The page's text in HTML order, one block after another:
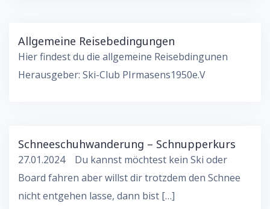
Allgemeine Reisebedingungen
Hier findest du die allgemeine Reisebdingunen
Herausgeber: Ski-Club PIrmasens1950e.V
Schneeschuhwanderung – Schnupperkurs
27.01.2024 Du kannst möchtest kein Ski oder
Board fahren aber willst dir trotzdem den Schnee
nicht entgehen lasse, dann bist […]